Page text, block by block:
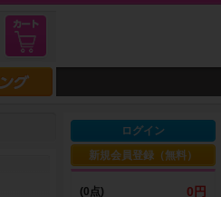
ログイン
新規会員登録（無料）
(0点) 0円